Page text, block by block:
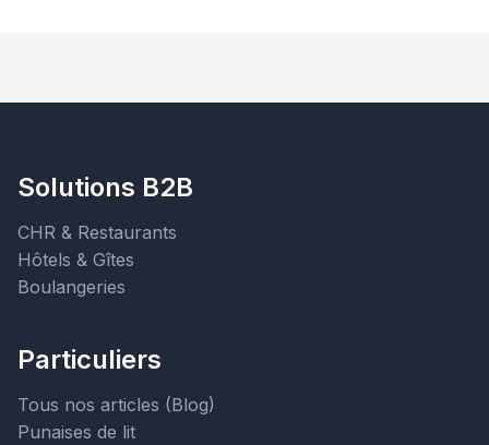
Solutions B2B
CHR & Restaurants
Hôtels & Gîtes
Boulangeries
Particuliers
Tous nos articles (Blog)
Punaises de lit